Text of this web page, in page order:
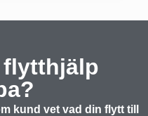
flytthjälp
kund vet vad din flytt till